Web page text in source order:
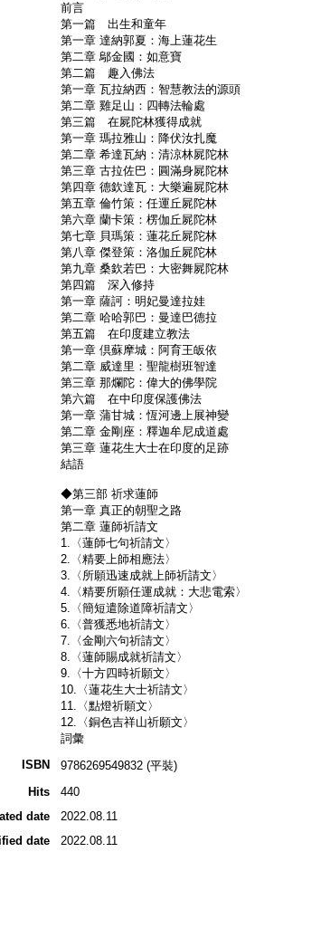
前言
第一篇 出生和童年
第一章 達納郭夏：海上蓮花生
第二章 鄔金國：如意寶
第二篇 趣入佛法
第一章 瓦拉納西：智慧教法的源頭
第二章 雞足山：四轉法輪處
第三篇 在屍陀林獲得成就
第一章 瑪拉雅山：降伏汝扎魔
第二章 希達瓦納：清涼林屍陀林
第三章 古拉佐巴：圓滿身屍陀林
第四章 德欽達瓦：大樂遍屍陀林
第五章 倫竹策：任運丘屍陀林
第六章 蘭卡策：楞伽丘屍陀林
第七章 貝瑪策：蓮花丘屍陀林
第八章 傑登策：洛伽丘屍陀林
第九章 桑欽若巴：大密舞屍陀林
第四篇 深入修持
第一章 薩訶：明妃曼達拉娃
第二章 哈哈郭巴：曼達巴德拉
第五篇 在印度建立教法
第一章 倶蘇摩城：阿育王皈依
第二章 威達里：聖龍樹班智達
第三章 那爛陀：偉大的佛學院
第六篇 在中印度保護佛法
第一章 蒲甘城：恆河邊上展神變
第二章 金剛座：釋迦牟尼成道處
第三章 蓮花生大士在印度的足跡
結語
◆第三部 祈求蓮師
第一章 真正的朝聖之路
第二章 蓮師祈請文
1.〈蓮師七句祈請文〉
2.〈精要上師相應法〉
3.〈所願迅速成就上師祈請文〉
4.〈精要所願任運成就：大悲電索〉
5.〈簡短遣除道障祈請文〉
6.〈普獲悉地祈請文〉
7.〈金剛六句祈請文〉
8.〈蓮師賜成就祈請文〉
9.〈十方四時祈願文〉
10.〈蓮花生大士祈請文〉
11.〈點燈祈願文〉
12.〈銅色吉祥山祈願文〉
詞彙
ISBN
9786269549832 (平裝)
Hits
440
date
2022.08.11
date
2022.08.11